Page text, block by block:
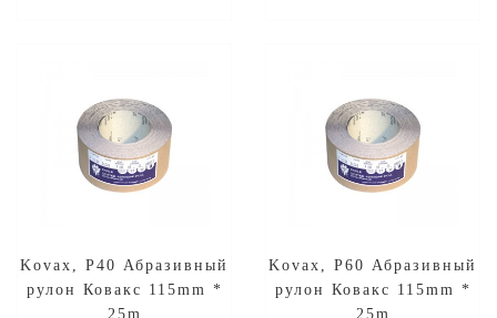
Kovax, Р40 Абразивный
рулон Ковакс 115mm *
25m
Kovax, Р60 Абразивный
рулон Ковакс 115mm *
25m